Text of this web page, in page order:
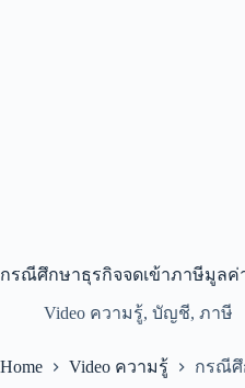
กรณีศึกษาธุรกิจจดเข้าภาษีมูลค่
Video ความรู้, บัญชี, ภาษี
Home Video ความรู้ กรณีศึ